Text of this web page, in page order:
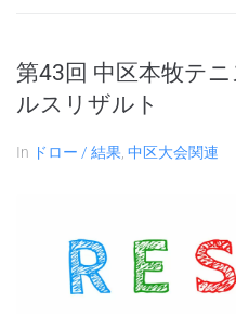
第43回 中区本牧テ
ルスリザルト
In ドロー / 結果 中区大会関連